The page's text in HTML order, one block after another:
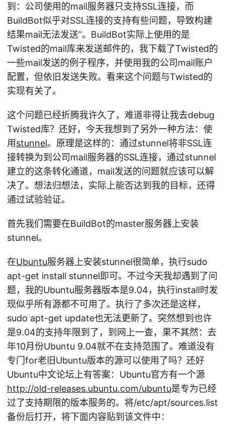
到：公司使用的mail服务器只支持SSL连接，而
BuildBot似乎对SSL连接的支持有些问题，导致构建
结果mail无法发送“。BuildBot实际上使用的是
Twisted的mail库来发送邮件的，我下载了Twisted的
一些mail发送的例子程序，并使用我的公司mail账户
配置，但依旧发送失败。看来这个问题与Twisted的
实现有关了。
这个问题已经折腾我许久了，难道非得让我去debug
Twisted库？还好，今天我想到了另外一种方法：使
用stunnel。原理是这样的：通过stunnel将非SSL连
接转换为到公司mail服务器的SSL连接，通过stunnel
建立的这条转化通道，mail发送的问题就应该可以解
决了。想法归想法，实际上能否达到我的目标，还得
通过试验验证。
首先我们需要在BuildBot的master服务器上安装
stunnel。
在Ubuntu服务器上安装stunnel很简单，执行sudo
apt-get install stunnel即可。不过今天我却遇到了问
题，我的Ubuntu服务器版本是9.04，执行install时发
现似乎所有源都不可用了。执行了多次还是这样，
sudo apt-get update也无法更新了。突然想到也许
是9.04的支持年限到了，到网上一查，果不其然：去
年10月份Ubuntu 9.04就不在支持范围了。难道没有
专门for老旧Ubuntu版本的源可以使用了吗？还好
Ubuntu中文论坛上有答案：Ubuntu官方有一个源
http://old-releases.ubuntu.com/ubuntu是专为已经
过了支持期限的版本服务的。将/etc/apt/sources.list
备份后打开，将下面内容贴到该文件中：